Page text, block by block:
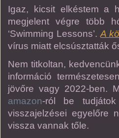
Igaz, kicsit elkéstem a
megjelent végre több
‘Swimming Lessons’. A
vírus miatt elcsúsztatták
Nem titkoltan,
információ
jövőre vagy 2022-ben.
amazon-ról be
visszajelzései egyelőre
vissza vannak tőle.